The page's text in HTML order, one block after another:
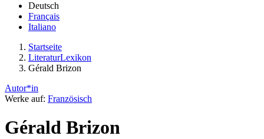
Deutsch
Français
Italiano
Startseite
LiteraturLexikon
Gérald Brizon
Autor*in
Werke auf: Französisch
Gérald Brizon